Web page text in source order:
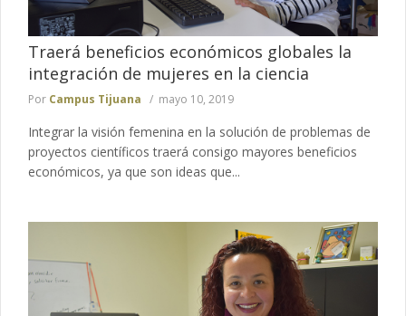
Traerá beneficios económicos globales la
integración de mujeres en la ciencia
Por Campus Tijuana mayo 10, 2019
Integrar la visión femenina en la solución de problemas de
proyectos científicos traerá consigo mayores beneficios
económicos, ya que son ideas que...